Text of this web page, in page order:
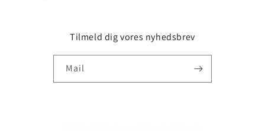
Tilmeld dig vores nyhedsbrev
Mail